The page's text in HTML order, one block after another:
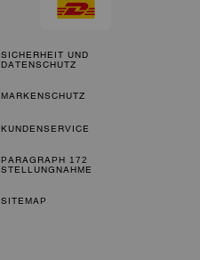
SICHERHEIT UND
DATENSCHUTZ
MARKENSCHUTZ
KUNDENSERVICE
PARAGRAPH 172
STELLUNGNAHME
SITEMAP